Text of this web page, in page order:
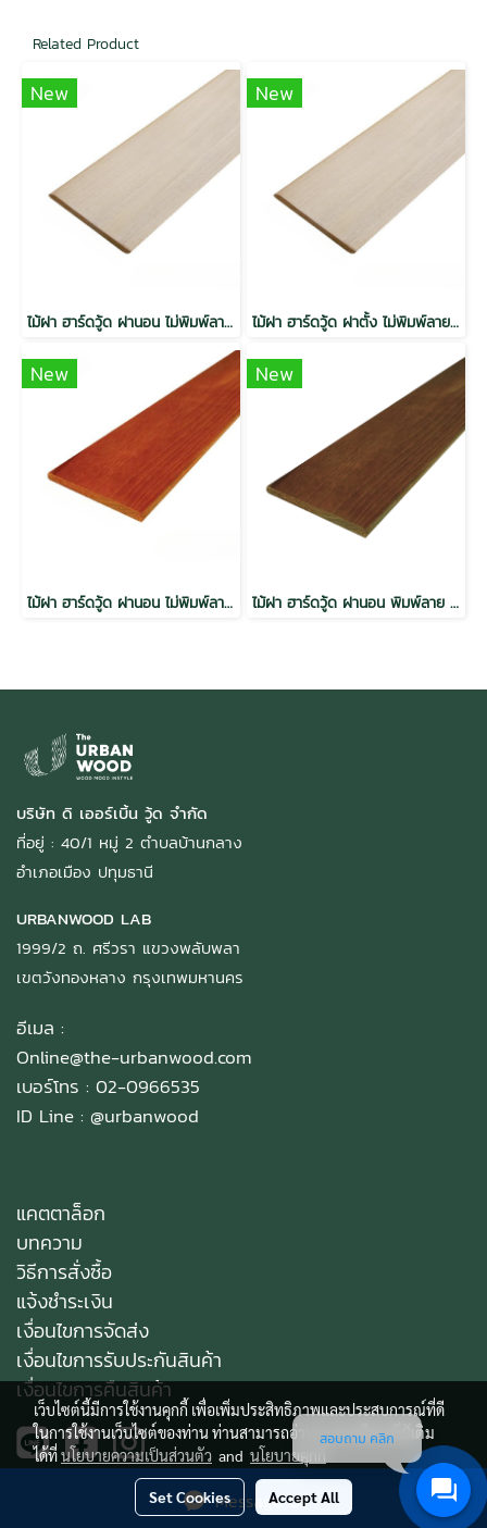
Message Us
Related Product
New
ไม้ฝา ฮาร์ดวู้ด ฝานอน ไม่พิมพ์ลาย อบ กันปลวก H3.2
New
ไม้ฝา ฮาร์ดวู้ด ฝาตั้ง ไม่พิมพ์ลาย อบ กันปลวก H3.2
New
ไม้ฝา ฮาร์ดวู้ด ฝานอน ไม่พิมพ์ลาย อบ กันปลวก H3.2 สีไม้แดง
New
ไม้ฝา ฮาร์ดวู้ด ฝานอน พิมพ์ลาย อบ กันปลวก H3.2 สีวอลนัท
บริษัท ดิ เออร์เบิ้น วู้ด จำกัด
ที่อยู่ : 40/1 หมู่ 2 ตำบลบ้านกลาง
อำเภอเมือง ปทุมธานี
URBANWOOD LAB
1999/2 ถ. ศรีวรา แขวงพลับพลา
เขตวังทองหลาง กรุงเทพมหานคร
อีเมล :
Online@the-urbanwood.com
เบอร์โทร : 02-0966535
ID Line : @urbanwood
แคตตาล็อก
บทความ
วิธีการสั่งซื้อ
แจ้งชำระเงิน
เงื่อนไขการจัดส่ง
เงื่อนไขการรับประกันสินค้า
เงื่อนไขการคืนสินค้า
Copy right by makewebeasy.com
เว็บไซต์นี้มีการใช้งานคุกกี้ เพื่อเพิ่มประสิทธิภาพและประสบการณ์ที่ดี
ในการใช้งานเว็บไซต์ของท่าน ท่านสามารถอ่านรายละเอียดเพิ่มเติม
ได้ที่นโยบายความเป็นส่วนตัว and นโยบายคุกกี้
Set Cookies Accept All
สอบถาม คลิก